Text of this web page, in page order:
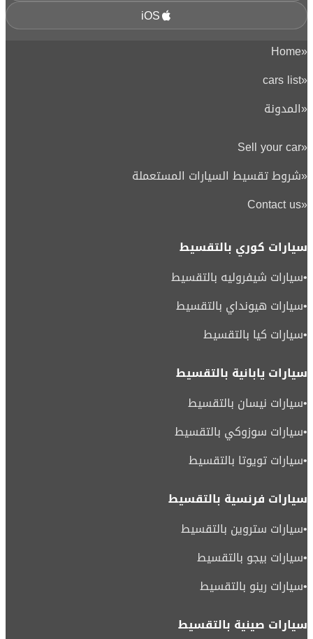
iOS
«
Home
«
cars list
«المدونة
«
Sell your car
«شروط تقسيط السيارات المستعملة
«
Contact us
سيارات كوري بالتقسيط
•سيارات شيفروليه بالتقسيط
•سيارات هيونداي بالتقسيط
•سيارات كيا بالتقسيط
سيارات يابانية بالتقسيط
•سيارات نيسان بالتقسيط
•سيارات سوزوكي بالتقسيط
•سيارات تويوتا بالتقسيط
سيارات فرنسية بالتقسيط
•سيارات ستروين بالتقسيط
•سيارات بيجو بالتقسيط
•سيارات رينو بالتقسيط
سيارات صينية بالتقسيط